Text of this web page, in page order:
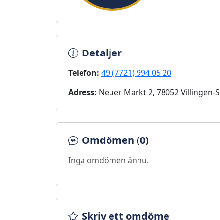
Detaljer
Telefon: 49 (7721) 994 05 20
Adress: Neuer Markt 2, 78052 Villingen-
Omdömen (0)
Inga omdömen ännu.
Skriv ett omdöme